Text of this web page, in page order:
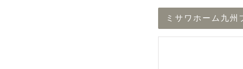
ミサワホーム九州